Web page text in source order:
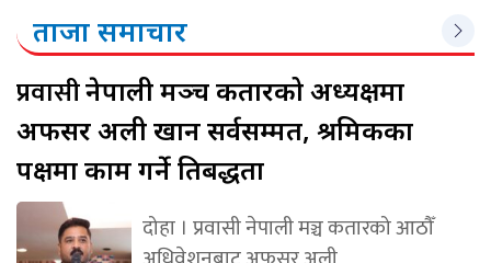
ताजा समाचार
प्रवासीनेपाली मञ्च कतारको अध्यक्षमा
अफसर अली खान सर्वसम्मत, श्रमिकका
पक्षमा काम गर्ने प्रतिबद्धता
दोहा । प्रवासी नेपाली मञ्च कतारको आठौँ